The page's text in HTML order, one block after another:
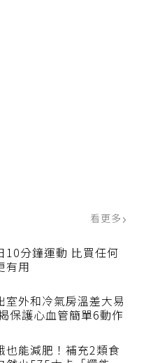
看更多
10分鐘運動 比買任何
有用
室外和冷氣房溫差大易
保護心血管簡單6動作
也能減肥！補充2類食